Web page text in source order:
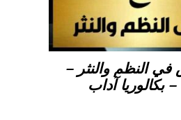
النظم والنثر –
بكالوريا آداب